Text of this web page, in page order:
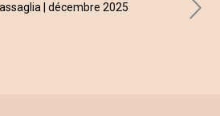
| décembre 2025